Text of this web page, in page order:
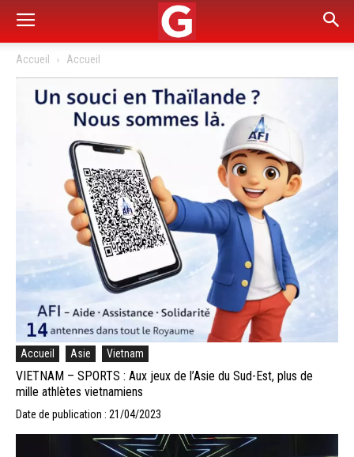
Accueil Accueil
Accueil Asie Vietnam
VIETNAM – SPORTS : Aux jeux de l’Asie du Sud-Est, plus de
mille athlètes vietnamiens
Date de publication : 21/04/2023